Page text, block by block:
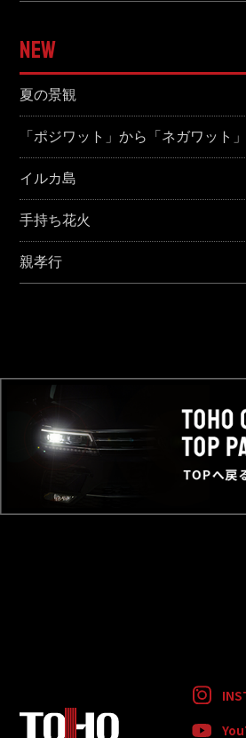
NEW
夏の景観
「ポジワット」から「ネガワット
イルカ島
手持ち花火
親孝行